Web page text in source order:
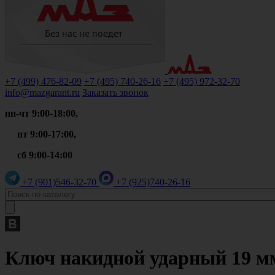
+7 (499) 476-82-09 +7 (495) 740-26-16 +7 (495) 972-32-70
info@mazgarant.ru Заказать звонок
пн-чт 9:00-18:00,
пт 9:00-17:00,
сб 9:00-14:00
+7 (901)546-32-70 +7 (925)740-26-16
Ключ накидной ударный 19